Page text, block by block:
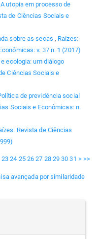
A utopia em processo de
de Ciências Sociais e
sobre as secas , Raízes:
v. 37 n. 1 (2017)
ecologia: um diálogo
Ciências Sociais e
de previdência social
Sociais e Econômicas: n.
Revista de Ciências
23 24 25 26 27 28 29 30 31 > >>
avançada por similaridade